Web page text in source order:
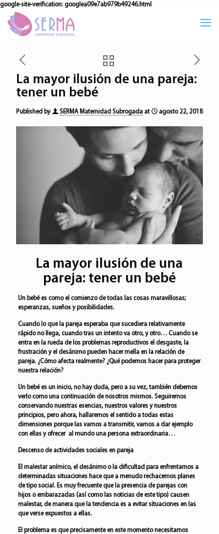
google-site-verification: googlea09e7ab979b49246.html
La mayor ilusión de una pareja:
tener un bebé
Published by SERMA Maternidad Subrogada at agosto 22, 2018
La mayor ilusión de una
pareja: tener un bebé
Un bebé es como el comienzo de todas las cosas maravillosas;
esperanzas, sueños y posibilidades.
Cuando lo que la pareja esperaba que sucediera relativamente
rápido no llega, cuando tras un intento va otro, y otro… Cuando se
entra en la rueda de los problemas reproductivos el desgaste, la
frustración y el desánimo pueden hacer mella en la relación de
pareja. ¿Cómo afecta realmente? ¿Qué podemos hacer para proteger
nuestra relación?
Un bebé es un inicio, no hay duda, pero a su vez, también debemos
verlo como una continuación de nosotros mismos. Seguiremos
conservando nuestras esencias, nuestros valores y nuestros
principios, pero ahora, hallaremos el sentido a todas estas
dimensiones porque las vamos a transmitir, vamos a dar ejemplo
con ellas y ofrecer al mundo una persona extraordinaria…
Descenso de actividades sociales en pareja
El malestar anímico, el desánimo o la dificultad para enfrentarnos a
determinadas situaciones hace que a menudo rechacemos planes
de tipo social. Es muy frecuente que la presencia de parejas con
hijos o embarazadas (así como las noticias de este tipo) causen
malestar, de manera que la tendencia es a evitar situaciones en las
que verse expuestos a ellas.
El problema es que precisamente en este momento necesitamos